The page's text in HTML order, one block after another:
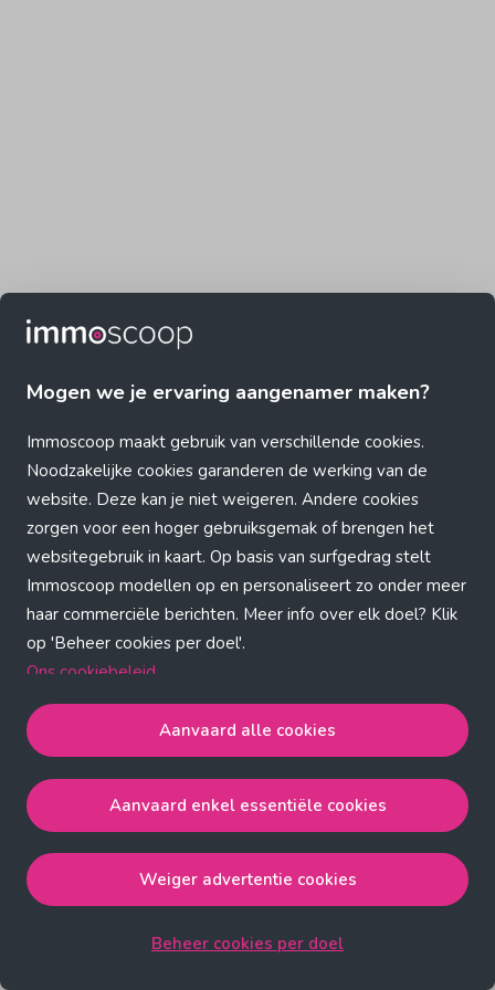
Mogen we je ervaring aangenamer maken?
Immoscoop maakt gebruik van verschillende cookies.
Noodzakelijke cookies garanderen de werking van de
website. Deze kan je niet weigeren. Andere cookies
zorgen voor een hoger gebruiksgemak of brengen het
websitegebruik in kaart. Op basis van surfgedrag stelt
Immoscoop modellen op en personaliseert zo onder meer
haar commerciële berichten. Meer info over elk doel? Klik
op 'Beheer cookies per doel'.
Ons cookiebeleid
Aanvaard alle cookiesgaat akkoord met de strict
noodzakelijke, analytische, functionele en advertentie
cookies.
de strict noodzakelijke cookies.
Weiger advertentie cookiesgaat akkoord met de strict
Aanvaard alle cookies
Aanvaard enkel essentiële cookies
Weiger advertentie cookies
Beheer cookies per doel
Application error: a client-side exception has occurred (see the
browser console for more information)